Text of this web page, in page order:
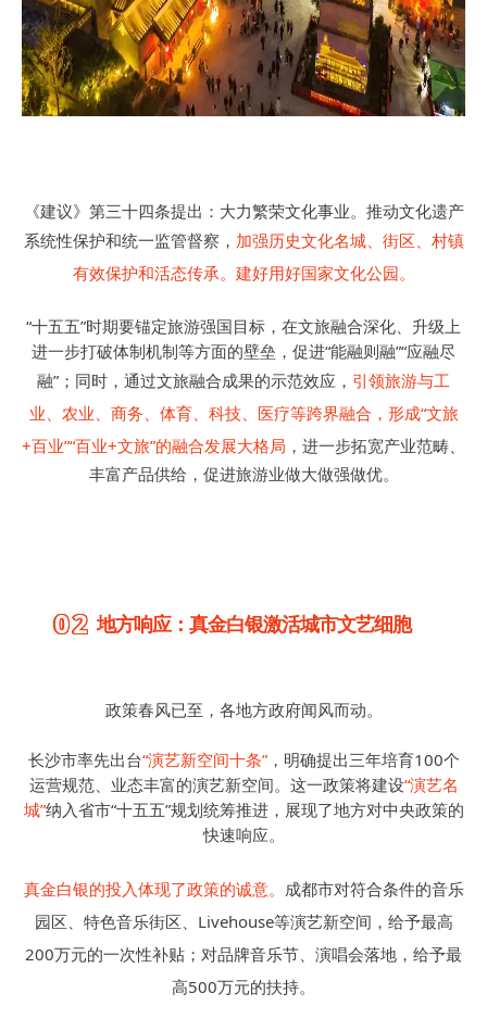
《建议》第三十四条提出：大力繁荣文化事业。推动文化遗产
系统性保护和统一监管督察， 加强历史文化名城、街区、村镇
有效保护和活态传承。 建好用好国家文化公园。
“十五五”时期要锚定旅游强国目标，在文旅融合深化、升级上
进一步打破体制机制等方面的壁垒，促进“能融则融”“应融尽
融”；同时，通过文旅融合成果的示范效应， 引领旅游与工
业、农业、商务、体育、科技、医疗等跨界融合，形成“文旅
+百业”“百业+文旅”的融合发展大格局 ，进一步拓宽产业范畴、
丰富产品供给，促进旅游业做大做强做优。
02 地方响应：真金白银激活城市文艺细胞
政策春风已至，各地方政府闻风而动。
长沙市率先出台“演艺新空间十条”，明确提出三年培育100个
运营规范、业态丰富的演艺新空间。这一政策将建设“演艺名
城”纳入省市“十五五”规划统筹推进，展现了地方对中央政策的
快速响应。
真金白银的投入体现了政策的诚意。 成都市对符合条件的音乐
园区、特色音乐街区、Livehouse等演艺新空间，给予最高
200万元的一次性补贴；对品牌音乐节、演唱会落地，给予最
高500万元的扶持。